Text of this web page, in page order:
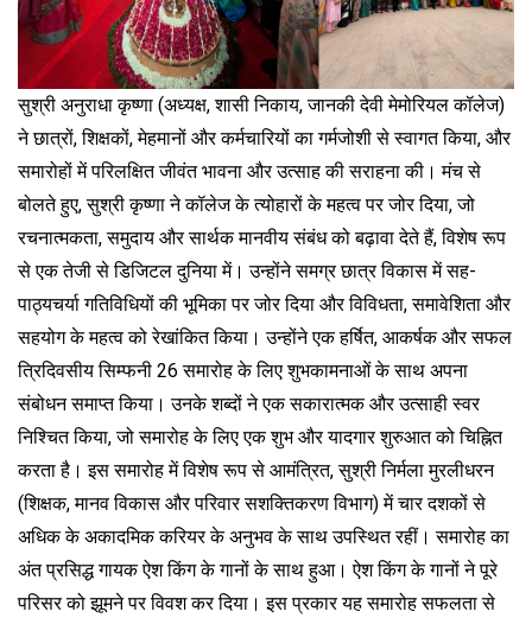
सुश्री अनुराधा कृष्णा (अध्यक्ष, शासी निकाय, जानकी देवी मेमोरियल कॉलेज)
ने छात्रों, शिक्षकों, मेहमानों और कर्मचारियों का गर्मजोशी से स्वागत किया, और
समारोहों में परिलक्षित जीवंत भावना और उत्साह की सराहना की। मंच से
बोलते हुए, सुश्री कृष्णा ने कॉलेज के त्योहारों के महत्व पर जोर दिया, जो
रचनात्मकता, समुदाय और सार्थक मानवीय संबंध को बढ़ावा देते हैं, विशेष रूप
से एक तेजी से डिजिटल दुनिया में। उन्होंने समग्र छात्र विकास में सह-
पाठ्यचर्या गतिविधियों की भूमिका पर जोर दिया और विविधता, समावेशिता और
सहयोग के महत्व को रेखांकित किया। उन्होंने एक हर्षित, आकर्षक और सफल
त्रिदिवसीय सिम्फनी 26 समारोह के लिए शुभकामनाओं के साथ अपना
संबोधन समाप्त किया। उनके शब्दों ने एक सकारात्मक और उत्साही स्वर
निश्चित किया, जो समारोह के लिए एक शुभ और यादगार शुरुआत को चिह्नित
करता है। इस समारोह में विशेष रूप से आमंत्रित, सुश्री निर्मला मुरलीधरन
(शिक्षक, मानव विकास और परिवार सशक्तिकरण विभाग) में चार दशकों से
अधिक के अकादमिक करियर के अनुभव के साथ उपस्थित रहीं। समारोह का
अंत प्रसिद्ध गायक ऐश किंग के गानों के साथ हुआ। ऐश किंग के गानों ने पूरे
परिसर को झूमने पर विवश कर दिया। इस प्रकार यह समारोह सफलता से